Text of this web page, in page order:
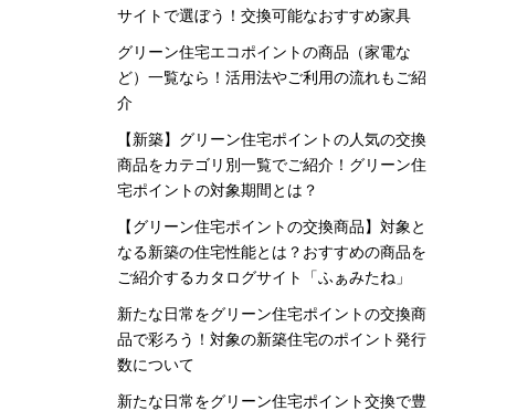
サイトで選ぼう！交換可能なおすすめ家具
グリーン住宅エコポイントの商品（家電な
ど）一覧なら！活用法やご利用の流れもご紹
介
【新築】グリーン住宅ポイントの人気の交換
商品をカテゴリ別一覧でご紹介！グリーン住
宅ポイントの対象期間とは？
【グリーン住宅ポイントの交換商品】対象と
なる新築の住宅性能とは？おすすめの商品を
ご紹介するカタログサイト「ふぁみたね」
新たな日常をグリーン住宅ポイントの交換商
品で彩ろう！対象の新築住宅のポイント発行
数について
新たな日常をグリーン住宅ポイント交換で豊